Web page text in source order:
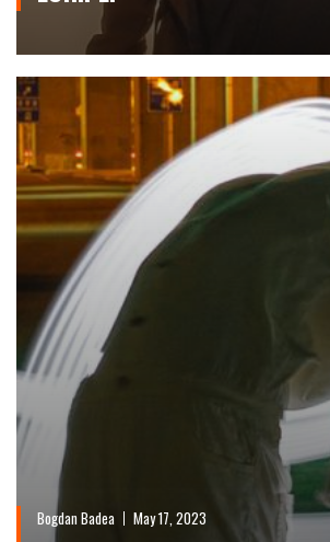
Bogdan Badea May 17, 2023